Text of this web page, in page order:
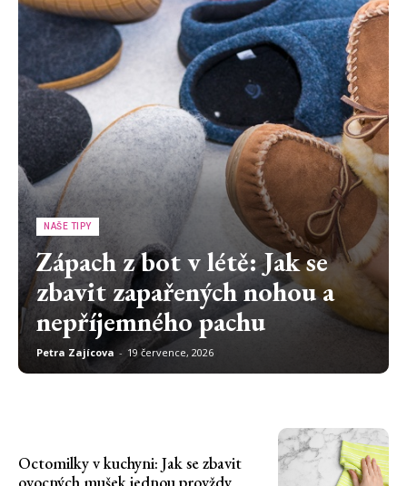
NAŠE TIPY
Zápach z bot v létě: Jak se
zbavit zapařených nohou a
nepříjemného pachu
Petra Zajícova - 19 července, 2026
Octomilky v kuchyni: Jak se zbavit
ovocných mušek jednou provždy